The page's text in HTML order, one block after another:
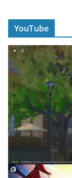
YouTube